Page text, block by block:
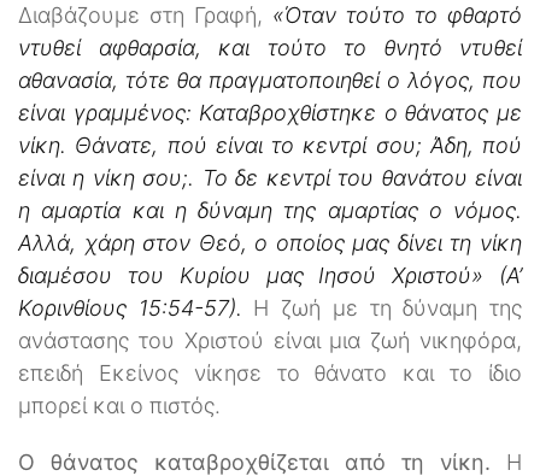
Διαβάζουμε στη Γραφή, «Όταν τούτο το φθαρτό
ντυθεί αφθαρσία, και τούτο το θνητό ντυθεί
αθανασία, τότε θα πραγματοποιηθεί ο λόγος, που
είναι γραμμένος: Καταβροχθίστηκε ο θάνατος με
νίκη. Θάνατε, πού είναι το κεντρί σου; Άδη, πού
είναι η νίκη σου;. Το δε κεντρί του θανάτου είναι
η αμαρτία και η δύναμη της αμαρτίας ο νόμος.
Αλλά, χάρη στον Θεό, ο οποίος μας δίνει τη νίκη
διαμέσου του Κυρίου μας Ιησού Χριστού» (Α’
Κορινθίους 15:54-57). Η ζωή με τη δύναμη της
ανάστασης του Χριστού είναι μια ζωή νικηφόρα,
επειδή Εκείνος νίκησε το θάνατο και το ίδιο
μπορεί και ο πιστός.
Ο θάνατος καταβροχθίζεται από τη νίκη. Η